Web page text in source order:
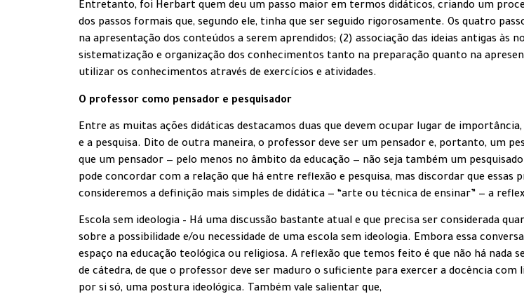
Entretanto, foi Herbart quem deu um passo maior em termos didáticos, criando um
dos passos formais que, segundo ele, tinha que ser seguido rigorosamente. Os quatro
na apresentação dos conteúdos a serem aprendidos; (2) associação das ideias antigas às
sistematização e organização dos conhecimentos tanto na preparação quanto na
utilizar os conhecimentos através de exercícios e atividades.
O professor como pensador e pesquisador
Entre as muitas ações didáticas destacamos duas que devem ocupar lugar de
e a pesquisa. Dito de outra maneira, o professor deve ser um pensador e, portanto, um
que um pensador — pelo menos no âmbito da educação — não seja também um
pode concordar com a relação que há entre reflexão e pesquisa, mas discordar que
consideremos a definição mais simples de didática — “arte ou técnica de ensinar” — a
Escola sem ideologia – Há uma discussão bastante atual e que precisa ser considerada
sobre a possibilidade e/ou necessidade de uma escola sem ideologia. Embora essa
espaço na educação teológica ou religiosa. A reflexão que temos feito é que não há
de cátedra, de que o professor deve ser maduro o suficiente para exercer a docência com
por si só, uma postura ideológica. Também vale salientar que,